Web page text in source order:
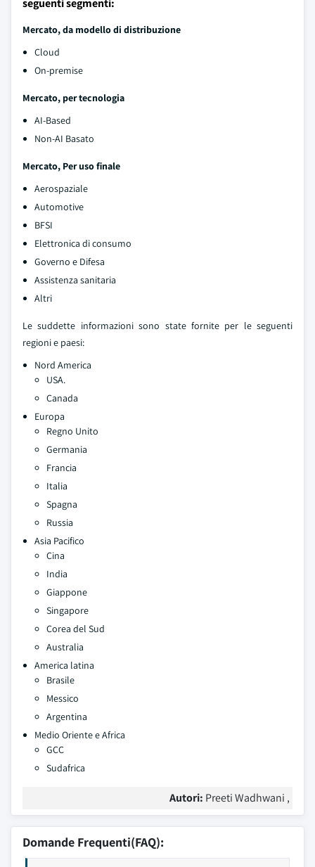
seguenti segmenti:
Mercato, da modello di distribuzione
Cloud
On-premise
Mercato, per tecnologia
AI-Based
Non-AI Basato
Mercato, Per uso finale
Aerospaziale
Automotive
BFSI
Elettronica di consumo
Governo e Difesa
Assistenza sanitaria
Altri
Le suddette informazioni sono state fornite per le seguenti
regioni e paesi:
Nord America
USA.
Canada
Europa
Regno Unito
Germania
Francia
Italia
Spagna
Russia
Asia Pacifico
Cina
India
Giappone
Singapore
Corea del Sud
Australia
America latina
Brasile
Messico
Argentina
Medio Oriente e Africa
GCC
Sudafrica
Autori: Preeti Wadhwani ,
Domande Frequenti(FAQ):